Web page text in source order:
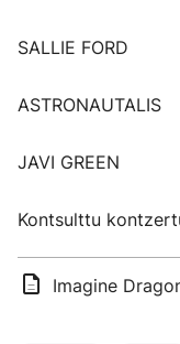
SALLIE FORD
ASTRONAUTALIS
JAVI GREEN
Kontsulttu
Imagine